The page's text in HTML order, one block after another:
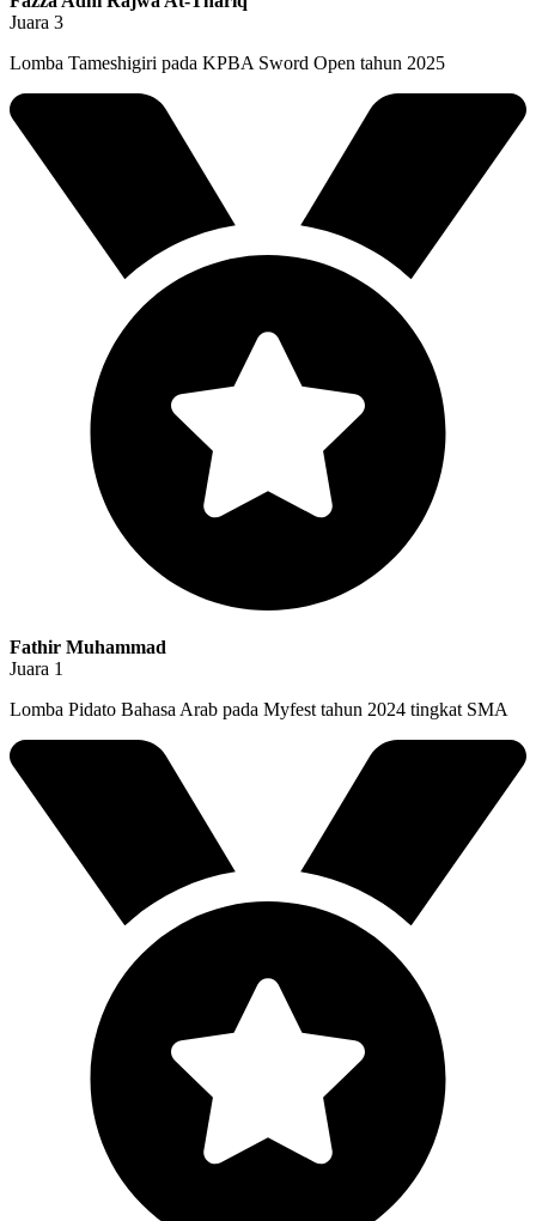
Juara 3
Lomba Tameshigiri pada KPBA Sword Open tahun 2025
Fathir Muhammad
Juara 1
Lomba Pidato Bahasa Arab pada Myfest tahun 2024 tingkat SMA